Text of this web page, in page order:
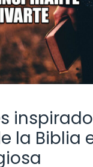
la Biblia